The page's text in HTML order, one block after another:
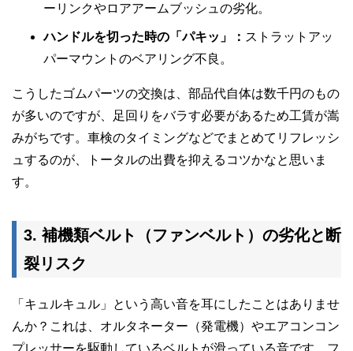
ーリンクやロアアームブッシュの劣化。
ハンドルを切った時の「パキッ」： ストラットアッ
パーマウントのベアリング不良。
こうしたゴムパーツの交換は、部品代自体は数千円のもの
が多いのですが、足回りをバラす必要があるため工賃が嵩
みがちです。車検のタイミングなどでまとめてリフレッシ
ュするのが、トータルの出費を抑えるコツかなと思いま
す。
3. 補機類ベルト（ファンベルト）の劣化と断
裂リスク
「キュルキュル」という高い音を耳にしたことはありませ
んか？これは、オルタネーター（発電機）やエアコンコン
プレッサーを駆動しているベルトが滑っている音です。フ